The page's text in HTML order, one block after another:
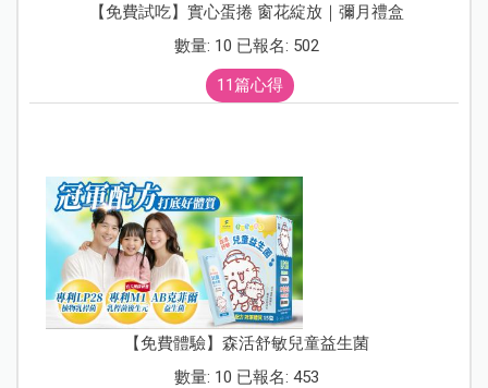
【免費試吃】實心蛋捲 窗花綻放｜彌月禮盒
數量: 10 已報名: 502
11篇心得
【免費體驗】森活舒敏兒童益生菌
數量: 10 已報名: 453